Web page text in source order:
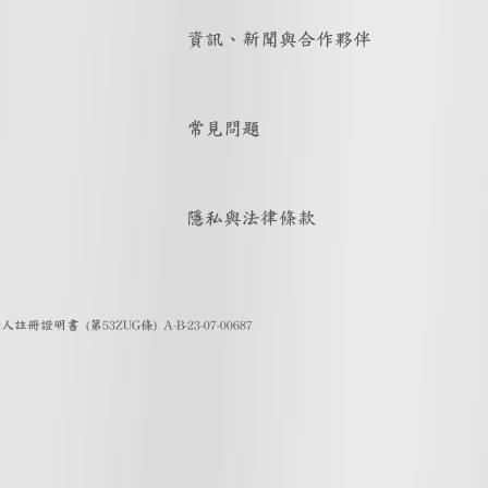
資訊、新聞與合作夥伴
常見問題
隱私與法律條款
註冊證明書 (第53ZUG條) A-B-23-07-00687